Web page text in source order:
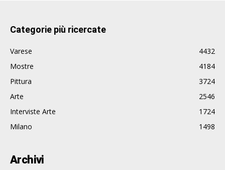
Categorie più ricercate
Varese
4432
Mostre
4184
Pittura
3724
Arte
2546
Interviste Arte
1724
Milano
1498
Archivi